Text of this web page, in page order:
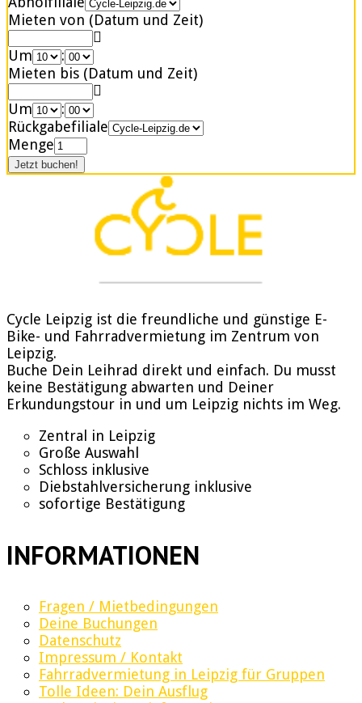
Mieten von (Datum und Zeit)
Um
:
Mieten bis (Datum und Zeit)
Um
:
Rückgabefiliale
Menge
Cycle Leipzig ist die freundliche und günstige E-
Bike- und Fahrradvermietung im Zentrum von
Leipzig.
Buche Dein Leihrad direkt und einfach. Du musst
keine Bestätigung abwarten und Deiner
Erkundungstour in und um Leipzig nichts im Weg.
Zentral in Leipzig
Große Auswahl
Schloss inklusive
Diebstahlversicherung inklusive
sofortige Bestätigung
INFORMATIONEN
Fragen / Mietbedingungen
Deine Buchungen
Datenschutz
Impressum / Kontakt
Fahrradvermietung in Leipzig für Gruppen
Tolle Ideen: Dein Ausflug